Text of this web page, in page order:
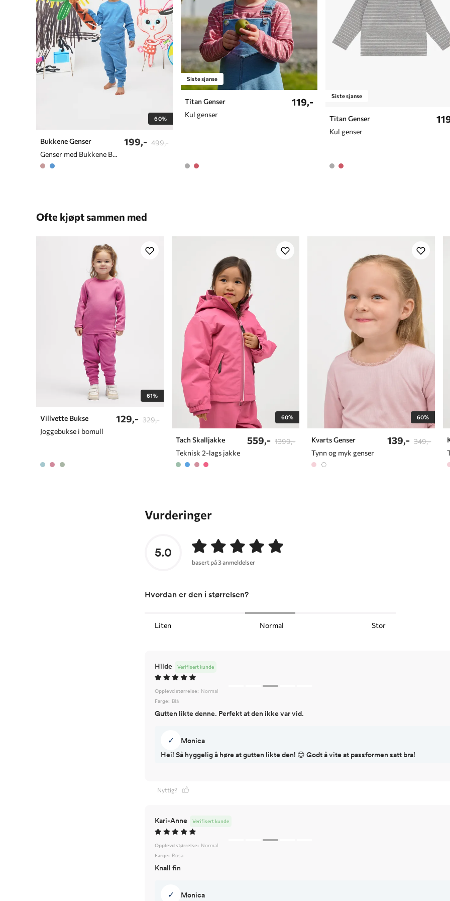
4 år
5 år
6 år
60%
Bukkene Genser
Genser med Bukkene Bruse Print
199,- 499,-
Siste sjanse
Titan Genser
Kul genser
119,-
Siste sjanse
Titan Genser
Kul genser
Ofte kjøpt sammen med
61%
Villvette Bukse
Joggebukse i bomull
129,- 329,- 60%
Tach Skalljakke
Teknisk 2-lags jakke
559,- 1399,-
60%
Kvarts Genser
Tynn og myk genser
139,- 349,-
Vurderinger
5.0
basert på 3 anmeldelser
Hvordan er den i størrelsen?
Liten Normal Stor
Hilde Verifisert kunde
Opplevd størrelse: Normal
Farge: Blå
Gutten likte denne. Perfekt at den ikke var vid.
✓
Monica
Hei! Så hyggelig å høre at gutten likte den! 😊 Godt å vite at passformen satt bra!
Nyttig?
Kari-Anne Verifisert kunde
Opplevd størrelse: Normal
Farge: Rosa
Knall fin
✓ Monica